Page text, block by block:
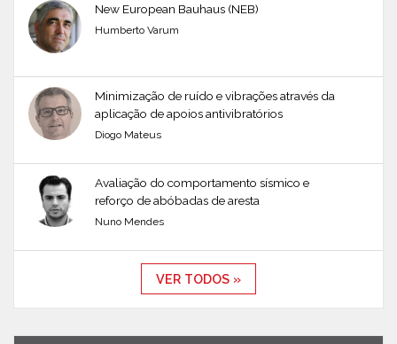
New European Bauhaus (NEB)
Humberto Varum
Minimização de ruído e vibrações através da
aplicação de apoios antivibratórios
Diogo Mateus
Avaliação do comportamento sísmico e
reforço de abóbadas de aresta
Nuno Mendes
VER TODOS »